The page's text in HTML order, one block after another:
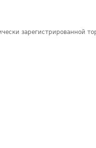
зарегистрированной